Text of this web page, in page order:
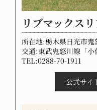
リブマックス
所在地:栃木県日光市鬼
交通:東武鬼怒川線「
TEL:0288-70-1911
公式サイ